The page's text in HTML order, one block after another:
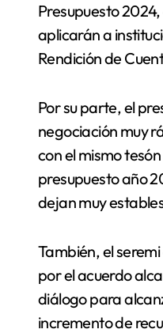
Presupuesto
aplicarán a
Rendición de
Por su parte, el
negociación muy
con el mismo
presupuesto año
dejan muy
También, el
por el acuerdo
diálogo para
incremento de